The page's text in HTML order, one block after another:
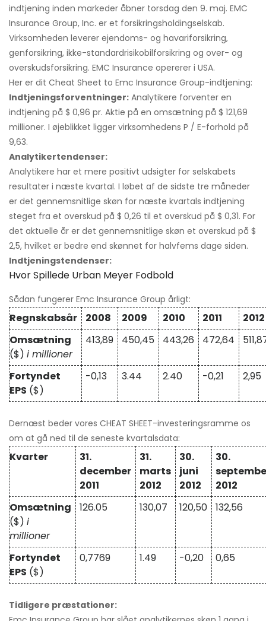
indtjening inden markeder åbner torsdag den 9. maj. EMC
Insurance Group, Inc. er et forsikringsholdingselskab.
Virksomheden leverer ejendoms- og havariforsikring,
genforsikring, ikke-standardrisikobilforsikring og over- og
overskudsforsikring. EMC Insurance opererer i USA.
Her er dit Cheat Sheet to Emc Insurance Group-indtjening:
Indtjeningsforventninger: Analytikere forventer en
indtjening på $ 0,96 pr. Aktie på en omsætning på $ 121,69
millioner. I øjeblikket ligger virksomhedens P / E-forhold på
9,63.
Analytikertendenser:
Analytikere har et mere positivt udsigter for selskabets
resultater i næste kvartal. I løbet af de sidste tre måneder
er det gennemsnitlige skøn for næste kvartals indtjening
steget fra et overskud på $ 0,26 til et overskud på $ 0,31. For
det aktuelle år er det gennemsnitlige skøn et overskud på $
2,5, hvilket er bedre end skønnet for halvfems dage siden.
Indtjeningstendenser:
Hvor Spillede Urban Meyer Fodbold
Sådan fungerer Emc Insurance Group årligt:
Regnskabsår 2008 2009 2010 2011
2012
Omsætning
($) i millioner
413,89 450,45 443,26 472,64
Fortyndet
EPS ($)
-0,13 3.44 2.40 -0,21 2,95
Dernæst beder vores CHEAT SHEET-investeringsramme os
om at gå ned til de seneste kvartalsdata:
Kvarter
31.
december
2011
31.
marts
2012
30.
juni
2012
30.
2012
Omsætning
($) i
millioner
126.05 130,07 120,50 132,56
Fortyndet
EPS ($)
0,7769 1.49 -0,20 0,65
Tidligere præstationer: